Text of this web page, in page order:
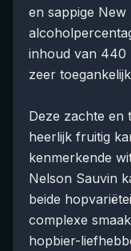
en sappige New
inhoud van 440
zeer
Deze zachte en
heerlijk fruitig
kenmerkende
Nelson Sauvin
beide
complexe
hopbier-